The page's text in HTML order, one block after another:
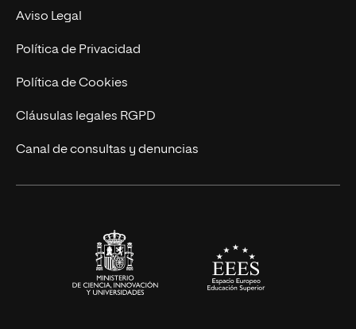
MBA
Marketing y Comunicación
Ingeniería
Diseño
Ciencias de la Salud
Contacto
Aviso Legal
Política de Privacidad
Política de Cookies
Cláusulas legales RGPD
Canal de consultas y denuncias